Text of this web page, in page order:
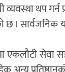
थप गर्न
। सार्वजनिक
एकलौटी सेवा